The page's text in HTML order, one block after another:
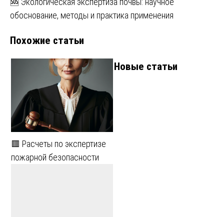
по
обоснование, методы и практика применения
Похожие статьи
🟥 Расчеты по экспертизе
пожарной безопасности
Новые статьи